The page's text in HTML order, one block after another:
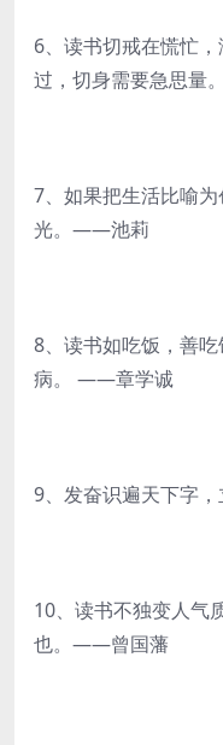
6、读书切戒在慌忙
过，切身需要急思
7、如果把生活比喻
光。——池莉
8、读书如吃饭，善
病。 ——章学诚
9、发奋识遍天下字
10、读书不独变人气
也。——曾国藩